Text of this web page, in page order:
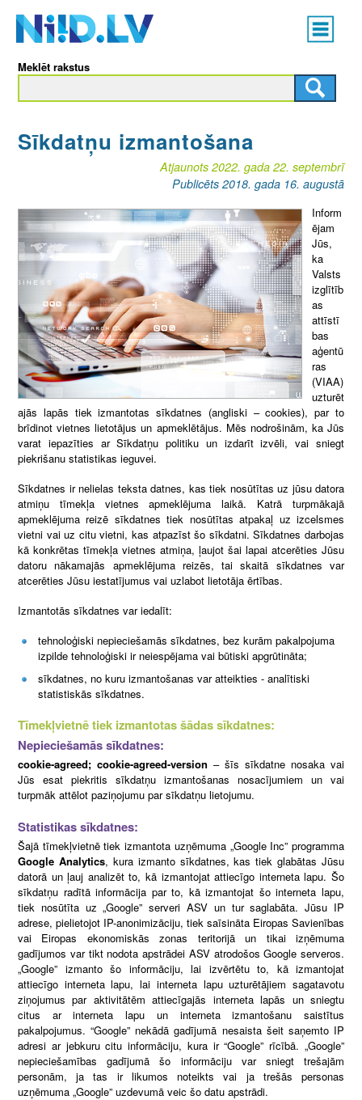
content
Main
menu
Meklēt rakstus
Sīkdatņu izmantošana
Atjaunots 2022. gada 22. septembrī
Publicēts 2018. gada 16. augustā
Inform
ējam
Jūs,
ka
Valsts
izglītīb
as
attīstī
bas
aģentū
ras
(VIAA)
uzturēt
ajās lapās tiek izmantotas sīkdatnes (angliski – cookies), par to
brīdinot vietnes lietotājus un apmeklētājus. Mēs nodrošinām, ka Jūs
varat iepazīties ar Sīkdatņu politiku un izdarīt izvēli, vai sniegt
piekrišanu statistikas ieguvei.
Sīkdatnes ir nelielas teksta datnes, kas tiek nosūtītas uz jūsu datora
atmiņu tīmekļa vietnes apmeklējuma laikā. Katrā turpmākajā
apmeklējuma reizē sīkdatnes tiek nosūtītas atpakaļ uz izcelsmes
vietni vai uz citu vietni, kas atpazīst šo sīkdatni. Sīkdatnes darbojas
kā konkrētas tīmekļa vietnes atmiņa, ļaujot šai lapai atcerēties Jūsu
datoru nākamajās apmeklējuma reizēs, tai skaitā sīkdatnes var
atcerēties Jūsu iestatījumus vai uzlabot lietotāja ērtības.
Izmantotās sīkdatnes var iedalīt:
tehnoloģiski nepieciešamās sīkdatnes, bez kurām pakalpojuma
izpilde tehnoloģiski ir neiespējama vai būtiski apgrūtināta;
sīkdatnes, no kuru izmantošanas var atteikties - analītiski
statistiskās sīkdatnes.
Tīmekļvietnē tiek izmantotas šādas sīkdatnes:
Nepieciešamās sīkdatnes:
cookie-agreed; cookie-agreed-version – šīs sīkdatne nosaka vai
Jūs esat piekritis sīkdatņu izmantošanas nosacījumiem un vai
turpmāk attēlot paziņojumu par sīkdatņu lietojumu.
Statistikas sīkdatnes:
Šajā tīmekļvietnē tiek izmantota uzņēmuma „Google Inc” programma
Google Analytics, kura izmanto sīkdatnes, kas tiek glabātas Jūsu
datorā un ļauj analizēt to, kā izmantojat attiecīgo interneta lapu. Šo
sīkdatņu radītā informācija par to, kā izmantojat šo interneta lapu,
tiek nosūtīta uz „Google” serveri ASV un tur saglabāta. Jūsu IP
adrese, pielietojot IP-anonimizāciju, tiek saīsināta Eiropas Savienības
vai Eiropas ekonomiskās zonas teritorijā un tikai izņēmuma
gadījumos var tikt nodota apstrādei ASV atrodošos Google serveros.
„Google” izmanto šo informāciju, lai izvērtētu to, kā izmantojat
attiecīgo interneta lapu, lai interneta lapu uzturētājiem sagatavotu
ziņojumus par aktivitātēm attiecīgajās interneta lapās un sniegtu
citus ar interneta lapu un interneta izmantošanu saistītus
pakalpojumus. “Google” nekādā gadījumā nesaista šeit saņemto IP
adresi ar jebkuru citu informāciju, kura ir “Google” rīcībā. „Google”
nepieciešamības gadījumā šo informāciju var sniegt trešajām
personām, ja tas ir likumos noteikts vai ja trešās personas
uzņēmuma „Google” uzdevumā veic šo datu apstrādi.